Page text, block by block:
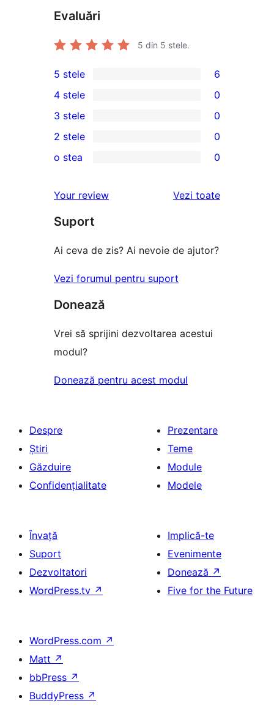
Evaluări
5 din 5 stele.
6
5
–
recenzii
(stele)
5 stele 6
4
–
recenzii
4 stele 0
0
3
–
(stele)
3 stele 0
2
recenzii
(stele)
2 stele 0
0
–
recenzii
o stea 0
Your review Vezi toaterecenziile
Suport
Ai ceva de zis? Ai nevoie de ajutor?
Vezi forumul pentru suport
Donează
Vrei să sprijini dezvoltarea acestui
modul?
Donează pentru acest modul
Despre
Știri
Găzduire
Confidențialitate
Prezentare
Teme
Module
Modele
Învață
Suport
Dezvoltatori
WordPress.tv ↗
Implică-te
Evenimente
Donează ↗
Five for the Future
WordPress.com ↗
Matt ↗
bbPress ↗
BuddyPress ↗